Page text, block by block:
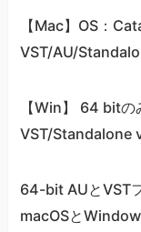
【Mac】OS：
VST/AU/
【Win】 64 bitの
VST/Standalone
64-bit AUとVST
macOSと